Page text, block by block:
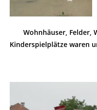
Wohnhäuser, Felder,
Kinderspielplätze waren